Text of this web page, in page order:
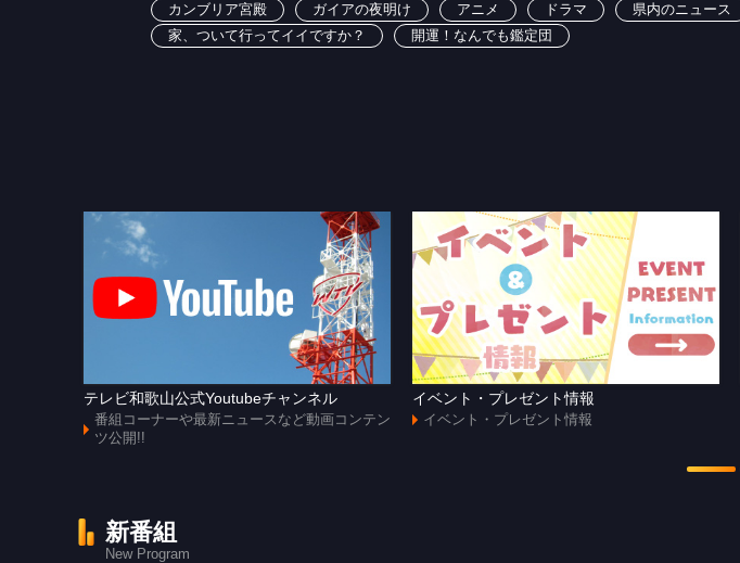
カンブリア宮殿
ガイアの夜明け アニメ ドラマ 県内のニュース
家、ついて行ってイイですか？
開運！なんでも鑑定団
テレビ和歌山公式Youtubeチャンネル
番組コーナーや最新ニュースなど動画コンテン
ツ公開!!
イベント・プレゼント情報
イベント・プレゼント情報
新番組
New Program